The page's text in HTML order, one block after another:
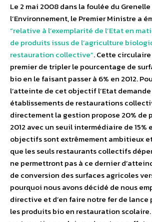
Le 2 mai 2008 dans la foulée du Grenelle
l’Environnement, le Premier Ministre a
“relative à l’exemplarité de l’Etat en
de produits issus de l’agriculture
restauration collective”. Cette
premier de tripler le pourcentage de
bio en le faisant passer à 6% en 2012.
l’atteinte de cet objectif l’Etat
établissements de restaurations
directement la gestion propose 20% de
2012 avec un seuil intermédiaire de 15%
objectifs sont extrêmement ambitieux
que les seuls restaurants collectifs
ne permettront pas à ce dernier
de conversion des surfaces agricoles
pourquoi nous avons décidé de nous
directive et d’en faire notre fer de lance
les produits bio en restauration scolaire.